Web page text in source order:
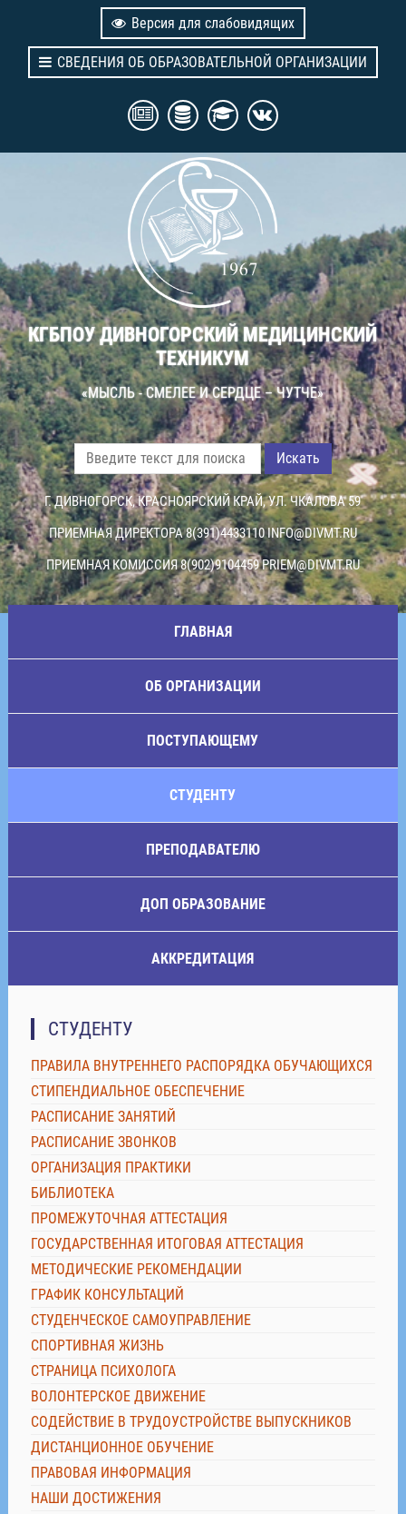
Версия для слабовидящих
СВЕДЕНИЯ ОБ ОБРАЗОВАТЕЛЬНОЙ ОРГАНИЗАЦИИ
КГБПОУ ДИВНОГОРСКИЙ МЕДИЦИНСКИЙ
ТЕХНИКУМ
«МЫСЛЬ - СМЕЛЕЕ И СЕРДЦЕ – ЧУТЧЕ»
Искать
Г. ДИВНОГОРСК, КРАСНОЯРСКИЙ КРАЙ, УЛ. ЧКАЛОВА 59
ПРИЕМНАЯ ДИРЕКТОРА 8(391)4433110INFO@DIVMT.RU
ПРИЕМНАЯ КОМИССИЯ 8(902)9104459PRIEM@DIVMT.RU
ГЛАВНАЯ
ОБ ОРГАНИЗАЦИИ
ПОСТУПАЮЩЕМУ
СТУДЕНТУ
ПРЕПОДАВАТЕЛЮ
ДОП ОБРАЗОВАНИЕ
АККРЕДИТАЦИЯ
СТУДЕНТУ
ПРАВИЛА ВНУТРЕННЕГО РАСПОРЯДКА ОБУЧАЮЩИХСЯ
СТИПЕНДИАЛЬНОЕ ОБЕСПЕЧЕНИЕ
РАСПИСАНИЕ ЗАНЯТИЙ
РАСПИСАНИЕ ЗВОНКОВ
ОРГАНИЗАЦИЯ ПРАКТИКИ
БИБЛИОТЕКА
ПРОМЕЖУТОЧНАЯ АТТЕСТАЦИЯ
ГОСУДАРСТВЕННАЯ ИТОГОВАЯ АТТЕСТАЦИЯ
МЕТОДИЧЕСКИЕ РЕКОМЕНДАЦИИ
ГРАФИК КОНСУЛЬТАЦИЙ
СТУДЕНЧЕСКОЕ САМОУПРАВЛЕНИЕ
СПОРТИВНАЯ ЖИЗНЬ
СТРАНИЦА ПСИХОЛОГА
ВОЛОНТЕРСКОЕ ДВИЖЕНИЕ
СОДЕЙСТВИЕ В ТРУДОУСТРОЙСТВЕ ВЫПУСКНИКОВ
ДИСТАНЦИОННОЕ ОБУЧЕНИЕ
ПРАВОВАЯ ИНФОРМАЦИЯ
НАШИ ДОСТИЖЕНИЯ